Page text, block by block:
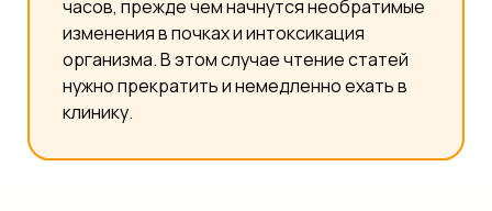
часов, прежде чем начнутся необратимые
изменения в почках и интоксикация
организма. В этом случае чтение статей
нужно прекратить и немедленно ехать в
клинику.